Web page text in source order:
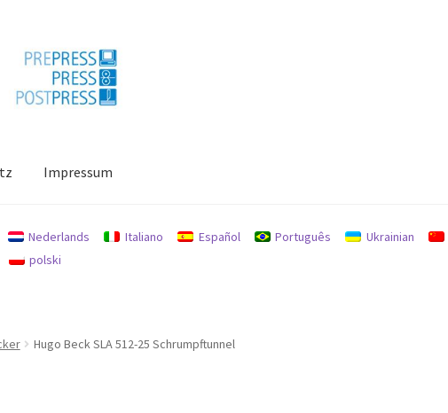
Impressum
Nederlands Italiano Español Português Ukrainian
polski
Hugo Beck SLA 512-25 Schrumpftunnel